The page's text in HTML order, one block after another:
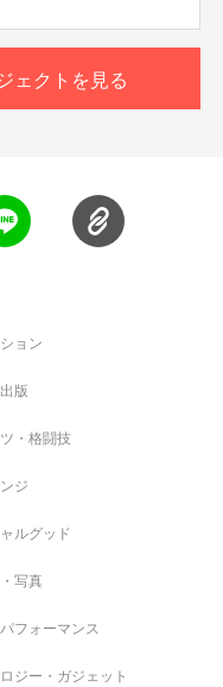
する
ェクトを見る
ョン
版
・格闘技
ジ
ルグッド
写真
フォーマンス
ジー・ガジェット